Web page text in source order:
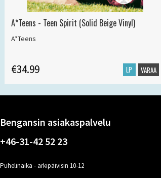
A*Teens - Teen Spirit (Solid Beige Vinyl)
A*Teens
€34.99 LP VARAA
Bengansin asiakaspalvelu
+46-31-42 52 23
Puhelinaika - arkipäivisin 10-12